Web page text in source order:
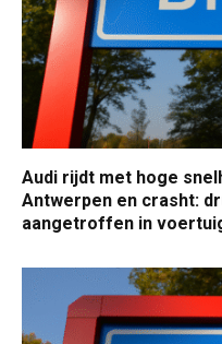
Audi rijdt met hoge
Antwerpen en crasht:
aangetroffen in